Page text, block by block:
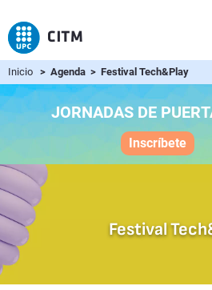
Inicio > Agenda > Festival Tech&Play
JORNADAS DE
Inscríbete
Festival